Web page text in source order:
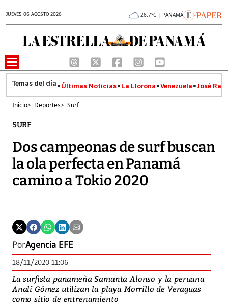
JUEVES 06 AGOSTO 2026 26.7°C | PANAMÁ
Últimas Noticias La Llorona Venezuela José
Inicio> Deportes> Surf
SURF
Dos campeonas de surf buscan
la ola perfecta en Panamá
camino a Tokio 2020
PorAgencia EFE
18/11/2020 11:06
La surfista panameña Samanta Alonso y la peruana
Analí Gómez utilizan la playa Morrillo de Veraguas
como sitio de entrenamiento